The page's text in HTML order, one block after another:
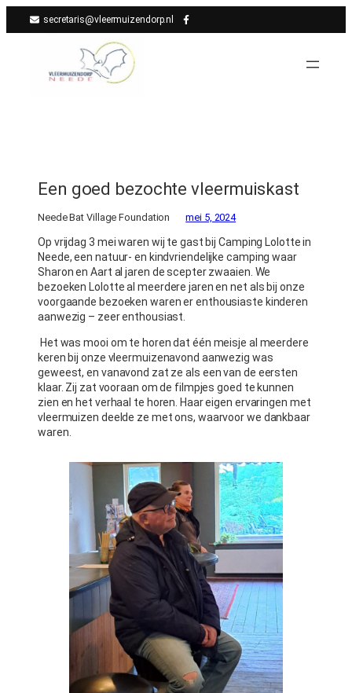
secretaris@vleermuizendorp.nl
Een goed bezochte vleermuiskast
Neede Bat Village Foundation mei 5, 2024
Op vrijdag 3 mei waren wij te gast bij Camping Lolotte in
Neede, een natuur- en kindvriendelijke camping waar
Sharon en Aart al jaren de scepter zwaaien. We
bezoeken Lolotte al meerdere jaren en net als bij onze
voorgaande bezoeken waren er enthousiaste kinderen
aanwezig – zeer enthousiast.
Het was mooi om te horen dat één meisje al meerdere
keren bij onze vleermuizenavond aanwezig was
geweest, en vanavond zat ze als een van de eersten
klaar. Zij zat vooraan om de filmpjes goed te kunnen
zien en het verhaal te horen. Haar eigen ervaringen met
vleermuizen deelde ze met ons, waarvoor we dankbaar
waren.